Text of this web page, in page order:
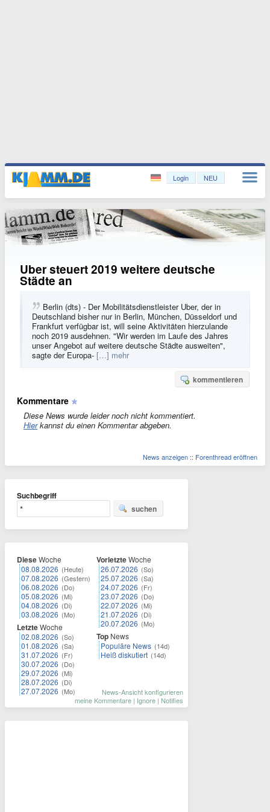
Login NEU
Uber steuert 2019 weitere deutsche
Städte an
Berlin (dts) - Der Mobilitätsdienstleister Uber, der in
Deutschland bisher nur in Berlin, München, Düsseldorf und
Frankfurt verfügbar ist, will seine Aktivitäten hierzulande
noch 2019 ausdehnen. "Wir werden im Laufe des Jahres
unser Angebot auf weitere deutsche Städte ausweiten",
sagte der Europa- […] mehr
kommentieren
Kommentare
Diese News wurde leider noch nicht kommentiert.
Hierkannst du einen Kommentar abgeben.
News anzeigen :: Forenthread eröffnen
Suchbegriff
suchen
DieseWoche
08.08.2026 (Heute)
07.08.2026 (Gestern)
06.08.2026 (Do)
05.08.2026 (Mi)
04.08.2026 (Di)
03.08.2026 (Mo)
LetzteWoche
02.08.2026 (So)
01.08.2026 (Sa)
31.07.2026 (Fr)
30.07.2026 (Do)
29.07.2026 (Mi)
28.07.2026 (Di)
27.07.2026 (Mo)
VorletzteWoche
26.07.2026 (So)
25.07.2026 (Sa)
24.07.2026 (Fr)
23.07.2026 (Do)
22.07.2026 (Mi)
21.07.2026 (Di)
20.07.2026 (Mo)
Top News
Populäre News (14d)
Heiß diskutiert (14d)
News-Ansicht konfigurieren
meine Kommentare | Ignore | Notifies